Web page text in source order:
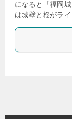
になると「福岡
は城壁と桜がラ